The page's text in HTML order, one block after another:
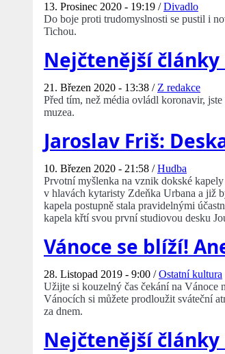
13. Prosinec 2020 - 19:19 /Divadlo
Do boje proti trudomyslnosti se pustil i
Tichou.
Nejčtenější články
21. Březen 2020 - 13:38 /Z redakce
Před tím, než média ovládl koronavir,
muzea.
Jaroslav Friš:
10. Březen 2020 - 21:58 /Hudba
Prvotní myšlenka na vznik dokské
v hlavách kytaristy Zdeňka Urbana a již
kapela postupně stala pravidelnými
kapela křtí svou první studiovou desku
Vánoce se blíží!
28. Listopad 2019 - 9:00 /Ostatní kultura
Užijte si kouzelný čas čekání na Vánoce
Vánocích si můžete prodloužit sváteční
za dnem.
Nejčtenější články